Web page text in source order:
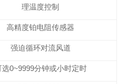
理温度控制
高精度铂电阻传感器
强迫循环对流风道
选0~9999分钟或小时定时